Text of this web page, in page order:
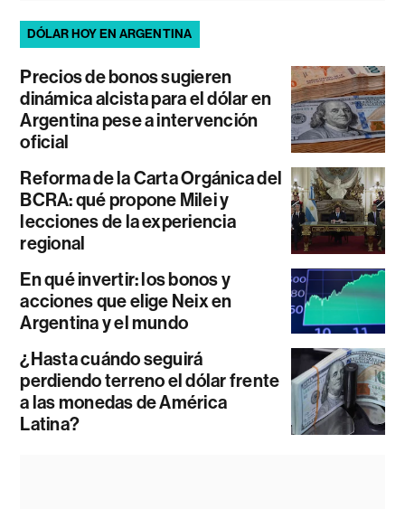
DÓLAR HOY EN ARGENTINA
Precios de bonos sugieren
dinámica alcista para el dólar en
Argentina pese a intervención
oficial
Reforma de la Carta Orgánica del
BCRA: qué propone Milei y
lecciones de la experiencia
regional
En qué invertir: los bonos y
acciones que elige Neix en
Argentina y el mundo
¿Hasta cuándo seguirá
perdiendo terreno el dólar frente
a las monedas de América
Latina?